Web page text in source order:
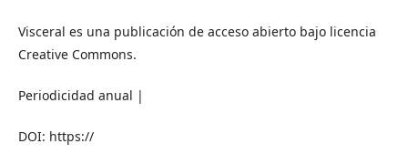
Visceral es una publicación de acceso abierto bajo licencia
Creative Commons.
Periodicidad anual |
DOI: https://